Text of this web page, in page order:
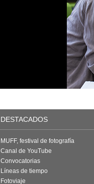
DESTACADOS
MUFF, festival de fotografía
Canal de YouTube
Convocatorias
Líneas de tiempo
Fotoviaje